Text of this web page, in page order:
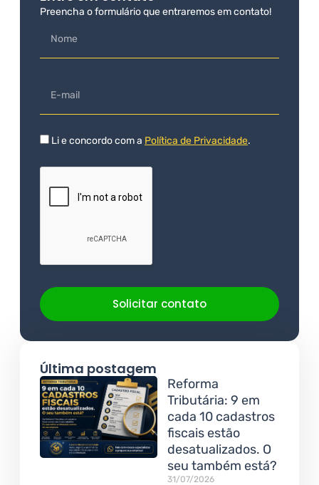
Preencha o formulário que entraremos em contato!
Li e concordo com a Política de Privacidade.
Solicitar contato
Última postagem
Reforma
Tributária: 9 em
cada 10 cadastros
fiscais estão
desatualizados. O
seu também está?
31/07/2026